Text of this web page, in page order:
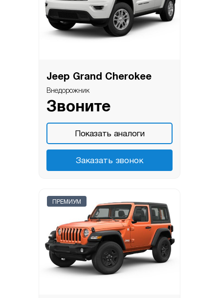
Jeep Grand Cherokee
Внедорожник
Звоните
Показать аналоги
Заказать звонок
ПРЕМИУМ